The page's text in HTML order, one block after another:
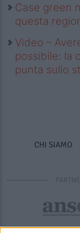
Case green
questa
Video –
possibile: la
punta sullo
CHI SIAMO